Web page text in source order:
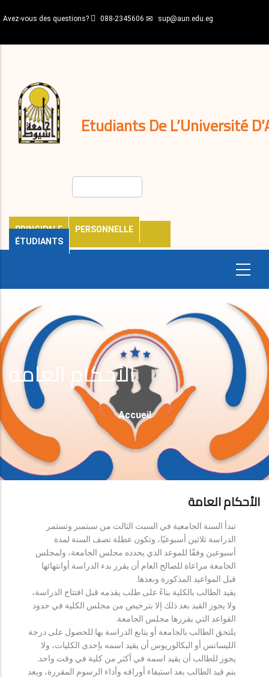
au
principal
Avez-vous des questions? 088-2345606 sup@aun.edu.eg
Etudiants De L’Université
PRINCIPALE
PERSONNELLE
ÉTUDIANTS
décisions
Expatriés
Journal
الأحكام العامة
Fil
D'Ariane
Accueil
الأحكام العامة
تبدأ السنة الجامعية في السبت الثالث من سبتمبر وتستمر
الدراسة ثلاثين أسبوعيًا، وتكون عطلة نصف السنة لمدة
أسبوعين وفقًا للموعد الذي يحدده مجلس الجامعة، ولمجلس
الجامعة مراعاة للصالح العام أن يقرر بدء الدراسة أوانتهائها
قبل المواعيد المذكورة وبعدها.
يقيد الطالب بالكلية بناءً على طلب يقدمه قبل افتتاح الدراسة،
ولا يجوز القيد بعد ذلك إلا بترخيص من مجلس الكلية في حدود
القواعد التي يقررها مجلس الجامعة.
يلتحق الطالب بالجامعة أو يتابع الدراسة بها للحصول على درجة
الليسانس أو البكالوريوس أن يقيد اسمه بإحدى الكليات، ولا
يجوز للطالب أن يقيد اسمه في أكثر من كلية في وقت واحد.
يتم قيد الطالب بعد استيفاء أوراقه وأداء الرسوم المقررة، ويعد